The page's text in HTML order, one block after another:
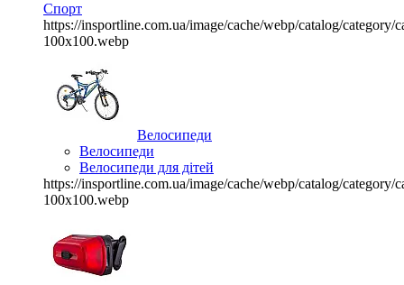
Спорт
https://insportline.com.ua/image/cache/webp/catalog/category/
100x100.webp
Велосипеди
Велосипеди
Велосипеди для дітей
https://insportline.com.ua/image/cache/webp/catalog/category/
100x100.webp